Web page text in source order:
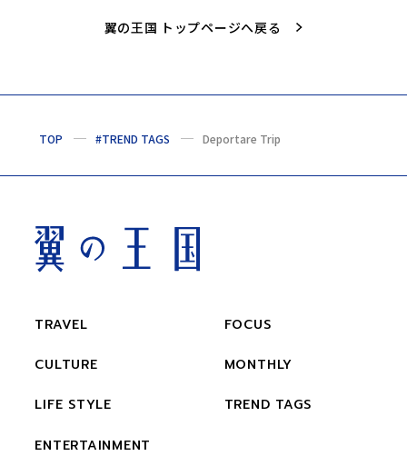
翼の王国 トップページへ戻る
TOP #TREND TAGS Deportare Trip
TRAVEL
CULTURE
LIFE STYLE
ENTERTAINMENT
FOCUS
MONTHLY
TREND TAGS